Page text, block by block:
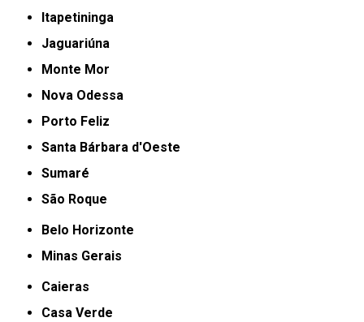
Itapetininga
Jaguariúna
Monte Mor
Nova Odessa
Porto Feliz
Santa Bárbara d'Oeste
Sumaré
São Roque
Belo Horizonte
Minas Gerais
Caieras
Casa Verde